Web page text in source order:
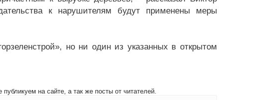
к нарушителям будут применены меры
но ни один из указанных в открытом
на сайте, а так же посты от читателей.